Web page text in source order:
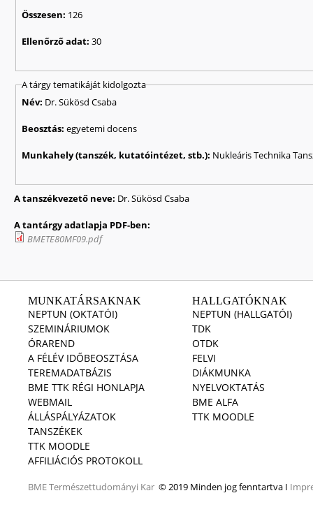
Összesen: 126
Ellenőrző adat:30
A tárgy tematikáját kidolgozta
Név: Dr. Sükösd Csaba
Beosztás:egyetemi docens
Munkahely (tanszék, kutatóintézet, stb.): Nukleáris Technika
A tanszékvezető neve: Dr. Sükösd Csaba
A tantárgy adatlapja PDF-ben:
BMETE80MF09.pdf
MUNKATÁRSAKNAK
NEPTUN (OKTATÓI)
SZEMINÁRIUMOK
ÓRAREND
A FÉLÉV IDŐBEOSZTÁSA
TEREMADATBÁZIS
BME TTK RÉGI HONLAPJA
WEBMAIL
ÁLLÁSPÁLYÁZATOK
TANSZÉKEK
TTK MOODLE
AFFILIÁCIÓS PROTOKOLL
BMETermészettudományi Kar © 2019 Minden jog fenntartva I
HALLGATÓKNAK
NEPTUN (HALLGATÓI)
TDK
OTDK
FELVI
DIÁKMUNKA
NYELVOKTATÁS
BME ALFA
TTK MOODLE